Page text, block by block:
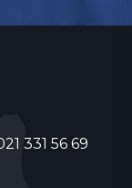
331 56 69